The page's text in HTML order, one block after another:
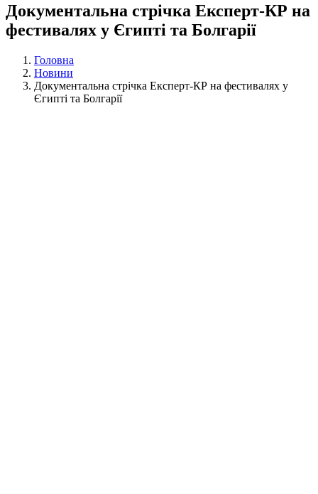
Документальна стрічка Експерт-КР на
фестивалях у Єгипті та Болгарії
Головна
Новини
Документальна стрічка Експерт-КР на фестивалях у
Єгипті та Болгарії